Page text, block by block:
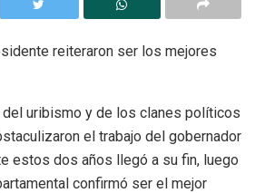
reiteraron ser los mejores
uribismo y de los clanes políticos
el trabajo del gobernador
estos dos años llegó a su fin, luego
confirmó ser el mejor